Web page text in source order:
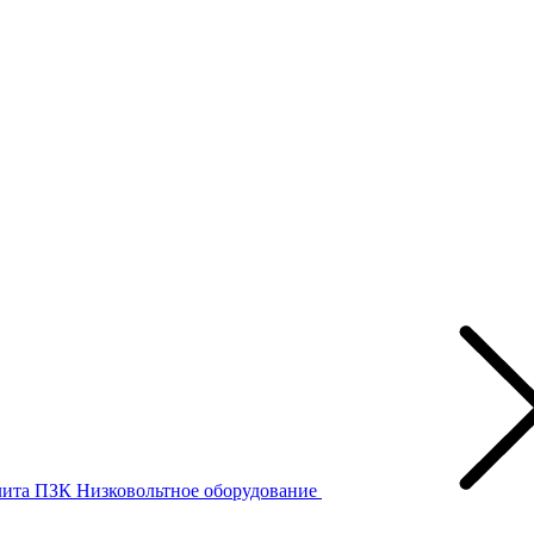
ПЗК Низковольтное оборудование